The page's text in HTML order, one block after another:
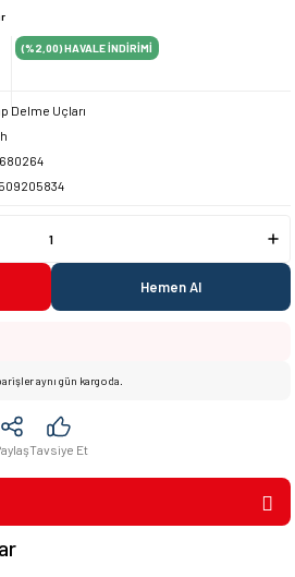
(%2,00)HAVALE İNDİRİMİ
Delme Uçları
Hemen Al
aynı gün kargoda.
Tavsiye Et